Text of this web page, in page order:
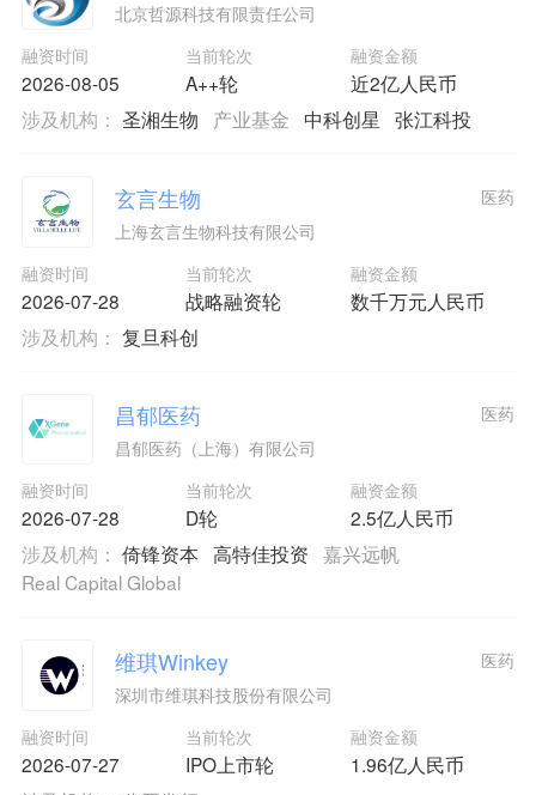
北京哲源科技有限责任公司
融资时间
2026-08-05
当前轮次
A++轮
融资金额
近2亿人民币
涉及机构： 圣湘生物 产业基金 中科创星 张江科投
玄言生物
上海玄言生物科技有限公司
融资时间
2026-07-28
当前轮次
战略融资轮
融资金额
数千万元人民币
医药
涉及机构： 复旦科创
昌郁医药
昌郁医药（上海）有限公司
融资时间
2026-07-28
当前轮次
D轮
融资金额
2.5亿人民币
医药
涉及机构： 倚锋资本 高特佳投资 嘉兴远帆
Real Capital Global
维琪Winkey
深圳市维琪科技股份有限公司
融资时间
2026-07-27
当前轮次
IPO上市轮
融资金额
1.96亿人民币
医药